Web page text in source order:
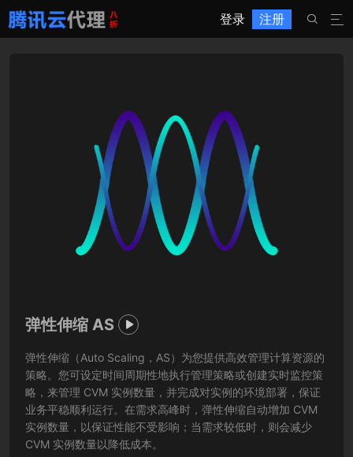
登录 注册 

弹性伸缩 AS 
弹性伸缩（Auto Scaling，AS）为您提供高效管理计算资源的
策略。您可设定时间周期性地执行管理策略或创建实时监控策
略，来管理 CVM 实例数量，并完成对实例的环境部署，保证
业务平稳顺利运行。在需求高峰时，弹性伸缩自动增加 CVM
实例数量，以保证性能不受影响；当需求较低时，则会减少
CVM 实例数量以降低成本。